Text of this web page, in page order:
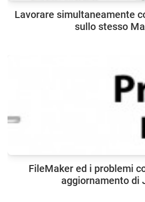
Lavorare simultaneamente
sullo stesso
FileMaker ed i problemi
aggiornamento di